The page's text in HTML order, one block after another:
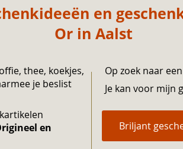
en
Or in Aalst
thee, koekjes,
je beslist
thee, koekjes,
je beslist
en
Op zoek naar
Je kan voor mijn
Briljant